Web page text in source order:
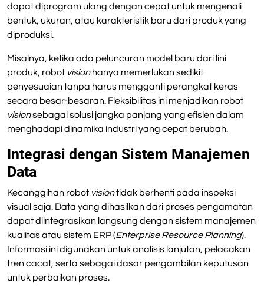
dapat diprogram ulang dengan cepat untuk mengenali
bentuk, ukuran, atau karakteristik baru dari produk yang
diproduksi.
Misalnya, ketika ada peluncuran model baru dari lini
produk, robot visionhanya memerlukan sedikit
penyesuaian tanpa harus mengganti perangkat keras
secara besar-besaran. Fleksibilitas ini menjadikan robot
visionsebagai solusi jangka panjang yang efisien dalam
menghadapi dinamika industri yang cepat berubah.
Integrasi dengan Sistem Manajemen
Data
Kecanggihan robot visiontidak berhenti pada inspeksi
visual saja. Data yang dihasilkan dari proses pengamatan
dapat diintegrasikan langsung dengan sistem manajemen
kualitas atau sistem ERP (Enterprise Resource Planning).
Informasi ini digunakan untuk analisis lanjutan, pelacakan
tren cacat, serta sebagai dasar pengambilan keputusan
untuk perbaikan proses.